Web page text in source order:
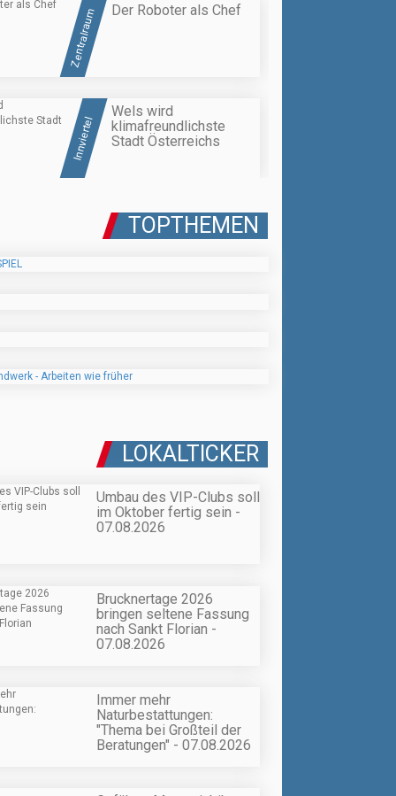
Zentralraum Der Roboter als Chef
Innviertel
Wels wird
klimafreundlichste
Stadt Österreichs
TOPTHEMEN
LOKALTICKER
Umbau des VIP-Clubs soll
im Oktober fertig sein -
07.08.2026
Brucknertage 2026
bringen seltene Fassung
nach Sankt Florian -
07.08.2026
Immer mehr
Naturbestattungen:
"Thema bei Großteil der
Beratungen" - 07.08.2026